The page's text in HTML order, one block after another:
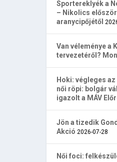
Sportereklyék a
– Nikolics
aranycipőjétől
Van véleménye a
tervezetéről?
Hoki: végleges
női röpi: bolgár
igazolt a MÁV
Jön a tizedik
Akció 2026-07-28
Női foci: